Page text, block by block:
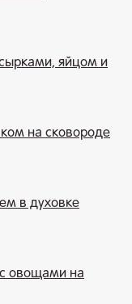
яйцом и
на сковороде
в духовке
овощами на